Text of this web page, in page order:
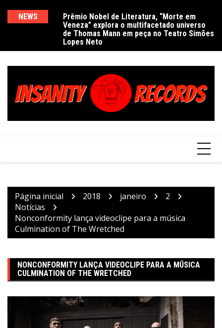
NEWS
Prêmio Nobel de Literatura, “Morte em
Veneza” explora o multifacetado universo
de Thomas Mann em peça no Teatro Simões
Lopes Neto
Página inicial 2018 janeiro
2
Notícias
Nonconformity lança videoclipe para a música
Culmination of The Wretched
NONCONFORMITY LANÇA VIDEOCLIPE PARA A MÚSICA
CULMINATION OF THE WRETCHED